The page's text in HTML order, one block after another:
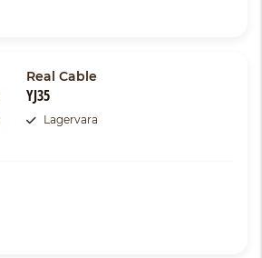
Real Cable
YJ35
Lagervara